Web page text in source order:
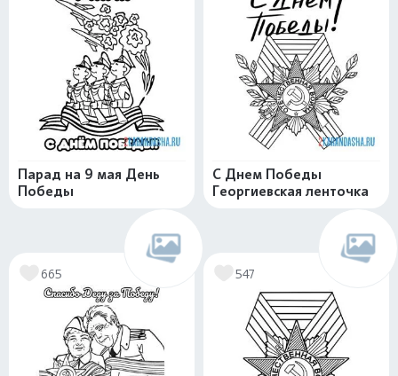
Парад на 9 мая День
Победы
С Днем Победы
Георгиевская ленточка
665 547